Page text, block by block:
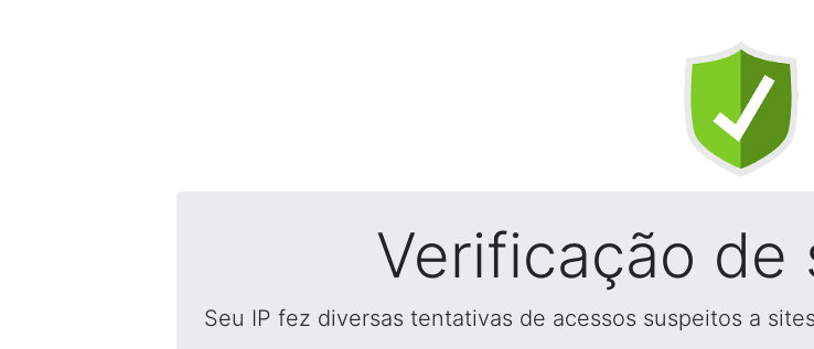
Verificação de
Seu IP fez diversas tentativas de acessos suspeitos a